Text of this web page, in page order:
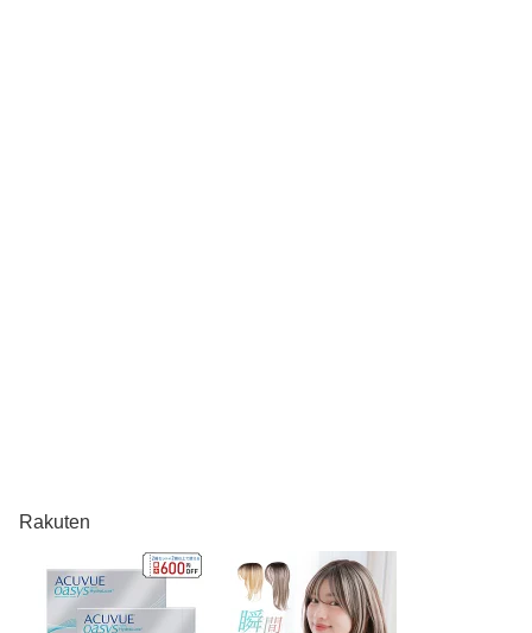
Rakuten